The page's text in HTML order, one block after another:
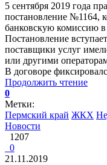
5 сентября 2019 года
постановление №1164,
банковскую комиссию
Постановление
поставщики услуг
или другими
В договоре
Продолжить чтение
0
Метки:
Пермский край ЖКХ
Новости
1207
0
21.11.2019